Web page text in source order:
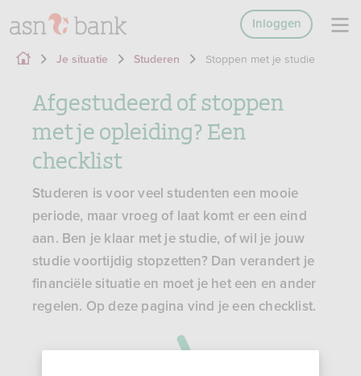
Inloggen
Je situatie Studeren Stoppen met je studie
Afgestudeerd of stoppen
met je opleiding? Een
checklist
Studeren is voor veel studenten een mooie
periode, maar vroeg of laat komt er een eind
aan. Ben je klaar met je studie, of wil je jouw
studie voortijdig stopzetten? Dan verandert je
financiële situatie en moet je het een en ander
regelen. Op deze pagina vind je een checklist.